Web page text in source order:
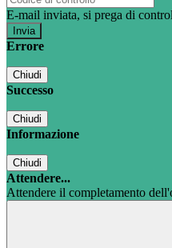
E-mail inviata, si prega di
Errore
Chiudi
Successo
Chiudi
Informazione
Chiudi
Attendere...
Attendere il completamento